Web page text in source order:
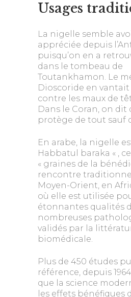
Usages
La nigelle semble
appréciée depuis
puisqu’on en a
dans le tombeau de
Toutankhamon. Le
Dioscoride en vantait
contre les maux de
Dans le Coran, on dit
protège de tout sauf
En arabe, la nigelle
Habbatul baraka « ,
« graines de la
rencontre
Moyen-Orient, en
où elle est utilisée
étonnantes qualités
nombreuses
validés par la
biomédicale.
Plus de 450 études
référence, depuis
que la science
les effets bénéfiques